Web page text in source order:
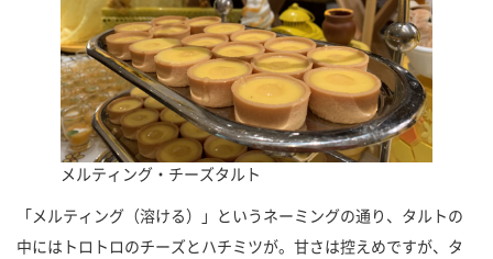
メルティング・チーズタルト
「メルティング（溶ける）」というネーミングの通り、タルトの
中にはトロトロのチーズとハチミツが。甘さは控えめですが、タ